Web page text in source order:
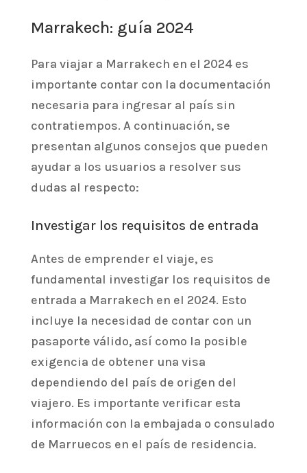
Marrakech: guía 2024
Para viajar a Marrakech en el 2024 es
importante contar con la documentación
necesaria para ingresar al país sin
contratiempos. A continuación, se
presentan algunos consejos que pueden
ayudar a los usuarios a resolver sus
dudas al respecto:
Investigar los requisitos de entrada
Antes de emprender el viaje, es
fundamental investigar los requisitos de
entrada a Marrakech en el 2024. Esto
incluye la necesidad de contar con un
pasaporte válido, así como la posible
exigencia de obtener una visa
dependiendo del país de origen del
viajero. Es importante verificar esta
información con la embajada o consulado
de Marruecos en el país de residencia.